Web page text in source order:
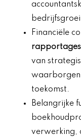
Financiële
rapportages
van
waarborgen
toekomst.
Belangrijke
verwerking,